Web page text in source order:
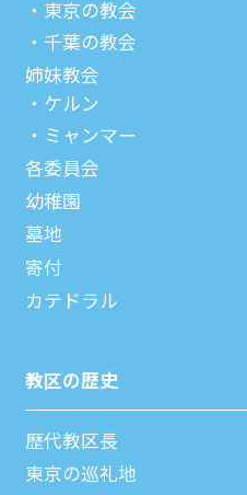
東京の教会
千葉の教会
姉妹教会
ケルン
ミャンマー
各委員会
幼稚園
墓地
寄付
カテドラル
教区の歴史
歴代教区⻑
東京の巡礼地